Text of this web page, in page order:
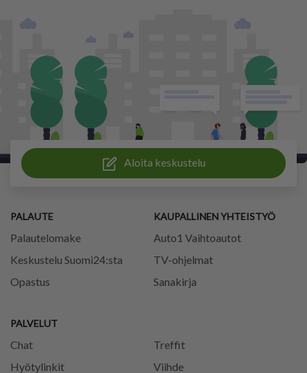
Aloita keskustelu
PALAUTE
Palautelomake
Keskustelu Suomi24:sta
Opastus
PALVELUT
Chat
Treffit
Hyötylinkit
Viihde
KAUPALLINEN YHTEISTYÖ
Auto1 Vaihtoautot
TV-ohjelmat
Sanakirja